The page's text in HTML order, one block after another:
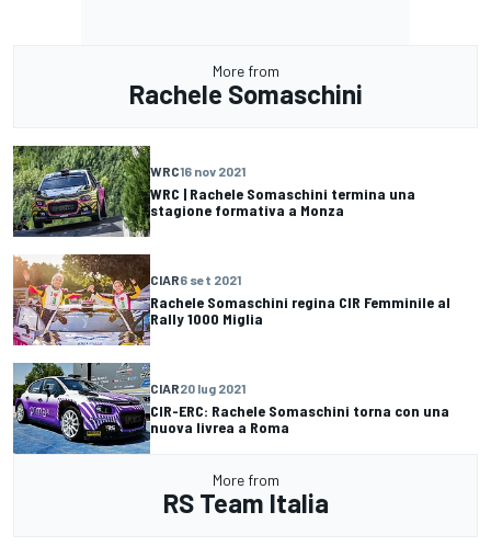
More from
Rachele Somaschini
WRC16 nov 2021
WRC | Rachele Somaschini termina una
stagione formativa a Monza
CIAR6 set 2021
Rachele Somaschini regina CIR Femminile al
Rally 1000 Miglia
CIAR20 lug 2021
CIR-ERC: Rachele Somaschini torna con una
nuova livrea a Roma
More from
RS Team Italia